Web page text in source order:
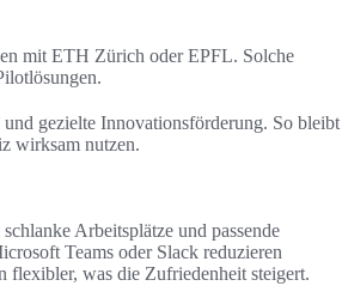
mit ETH Zürich oder EPFL. Solche
gezielte Innovationsförderung. So bleibt
wirksam nutzen.
Arbeitsplätze und passende
Teams oder Slack reduzieren
flexibler, was die Zufriedenheit steigert.